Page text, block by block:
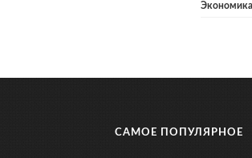
САМОЕ ПОПУЛЯРНОЕ